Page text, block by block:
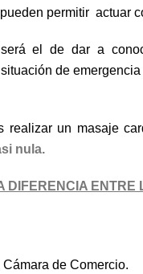
permitir actuar
el de dar a
de
realizar un masaje
nula.
DIFERENCIA ENTRE
de Comercio.